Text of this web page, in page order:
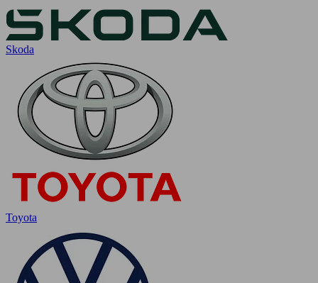
Skoda
Toyota